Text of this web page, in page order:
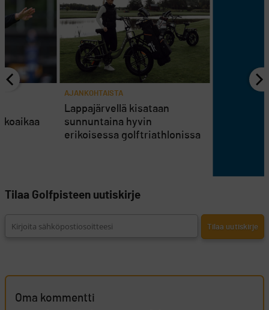
AJANKOHTAISTA
Lappajärvellä kisataan
sunnuntaina hyvin
erikoisessa golftriathlonissa
Tilaa Golfpisteen uutiskirje
Oma kommentti